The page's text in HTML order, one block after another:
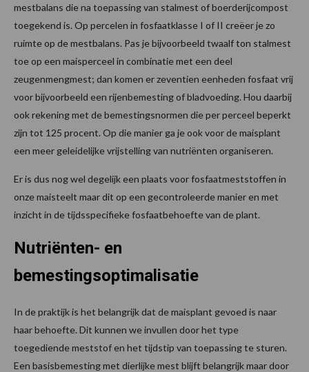
mestbalans die na toepassing van stalmest of boerderijcompost
toegekend is. Op percelen in fosfaatklasse I of II creëer je zo
ruimte op de mestbalans. Pas je bijvoorbeeld twaalf ton stalmest
toe op een maisperceel in combinatie met een deel
zeugenmengmest; dan komen er zeventien eenheden fosfaat vrij
voor bijvoorbeeld een rijenbemesting of bladvoeding. Hou daarbij
ook rekening met de bemestingsnormen die per perceel beperkt
zijn tot 125 procent. Op die manier ga je ook voor de maisplant
een meer geleidelijke vrijstelling van nutriënten organiseren.
Er is dus nog wel degelijk een plaats voor fosfaatmeststoffen in
onze maisteelt maar dit op een gecontroleerde manier en met
inzicht in de tijdsspecifieke fosfaatbehoefte van de plant.
Nutriënten- en
bemestingsoptimalisatie
In de praktijk is het belangrijk dat de maisplant gevoed is naar
haar behoefte. Dit kunnen we invullen door het type
toegediende meststof en het tijdstip van toepassing te sturen.
Een basisbemesting met dierlijke mest blijft belangrijk maar door